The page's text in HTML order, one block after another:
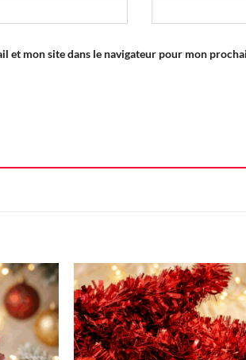
et mon site dans le navigateur pour mon
Ajouter
à la liste
d'envie
à la